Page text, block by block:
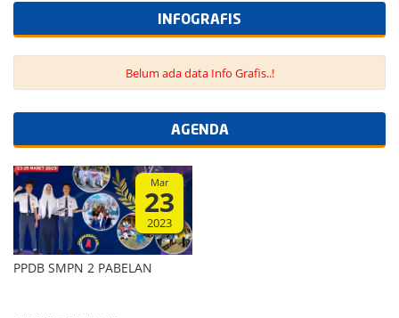
INFOGRAFIS
Belum ada data Info Grafis..!
AGENDA
Mar
23
2023
PPDB SMPN 2 PABELAN